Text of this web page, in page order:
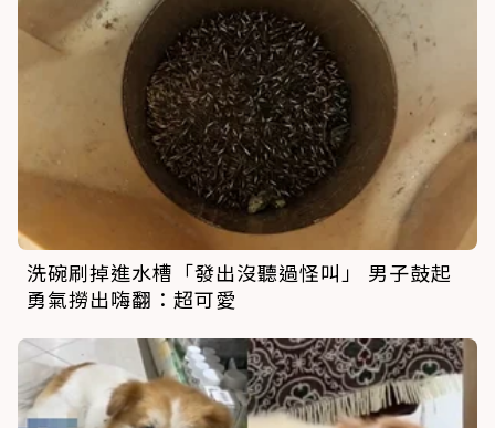
洗碗刷掉進水槽「發出沒聽過怪叫」 男子鼓起
勇氣撈出嗨翻：超可愛